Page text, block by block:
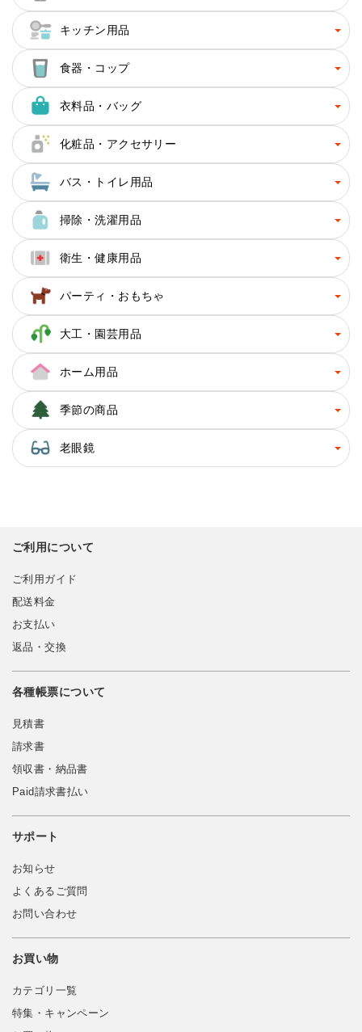
キッチン用品
食器・コップ
衣料品・バッグ
化粧品・アクセサリー
バス・トイレ用品
掃除・洗濯用品
衛生・健康用品
パーティ・おもちゃ
大工・園芸用品
ホーム用品
季節の商品
老眼鏡
ご利用について
ご利用ガイド
配送料金
お支払い
返品・交換
各種帳票について
見積書
請求書
領収書・納品書
Paid請求書払い
サポート
お知らせ
よくあるご質問
お問い合わせ
お買い物
カテゴリ一覧
特集・キャンペーン